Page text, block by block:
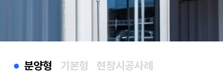
분양형 기본형 현장시공사례